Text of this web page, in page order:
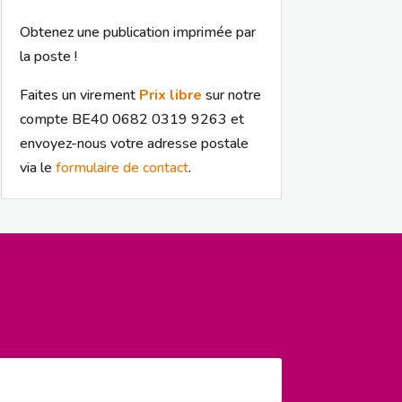
Obtenez une publication imprimée par
la poste !
Faites un virement Prix libre sur notre
compte BE40 0682 0319 9263 et
envoyez-nous votre adresse postale
via leformulaire de contact.